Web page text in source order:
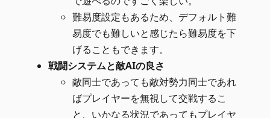
難易度設定もあるため、デフォルト難
易度でも難しいと感じたら難易度を下
げることもできます。
戦闘システムと敵AIの良さ
敵同士であっても敵対勢力同士であれ
ばプレイヤーを無視して交戦するこ
と、いかなる状況であってもプレイヤ